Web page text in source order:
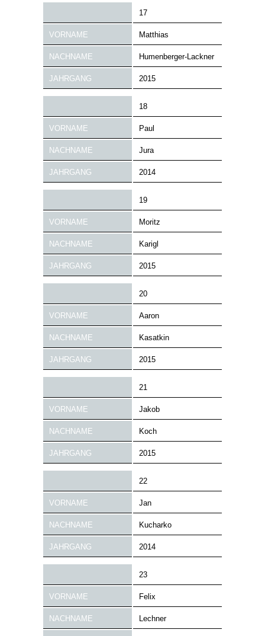
VORNAME
NACHNAME
JAHRGANG
17
Matthias
Humenberger-Lackner
2015
VORNAME
NACHNAME
JAHRGANG
18
Paul
Jura
2014
VORNAME
NACHNAME
JAHRGANG
19
Moritz
Karigl
2015
VORNAME
NACHNAME
JAHRGANG
20
Aaron
Kasatkin
2015
VORNAME
NACHNAME
JAHRGANG
21
Jakob
Koch
2015
VORNAME
NACHNAME
JAHRGANG
22
Jan
Kucharko
2014
VORNAME
NACHNAME
23
Felix
Lechner